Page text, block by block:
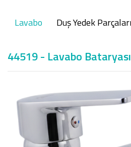
Lavabo Duş Yedek Parçaları
44519 - Lavabo Bataryası